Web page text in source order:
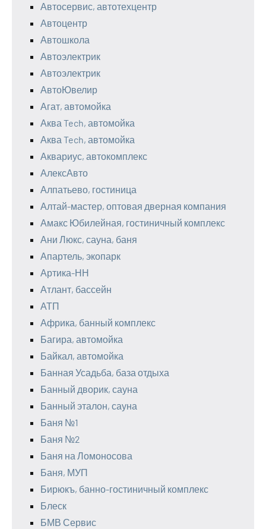
Автосервис, автотехцентр
Автоцентр
Автошкола
Автоэлектрик
Автоэлектрик
АвтоЮвелир
Агат, автомойка
Аква Tech, автомойка
Аква Tech, автомойка
Аквариус, автокомплекс
АлексАвто
Алпатьево, гостиница
Алтай-мастер, оптовая дверная компания
Амакс Юбилейная, гостиничный комплекс
Ани Люкс, сауна, баня
Апартель, экопарк
Артика-НН
Атлант, бассейн
АТП
Африка, банный комплекс
Багира, автомойка
Байкал, автомойка
Банная Усадьба, база отдыха
Банный дворик, сауна
Банный эталон, сауна
Баня №1
Баня №2
Баня на Ломоносова
Баня, МУП
Бирюкъ, банно-гостиничный комплекс
Блеск
БМВ Сервис